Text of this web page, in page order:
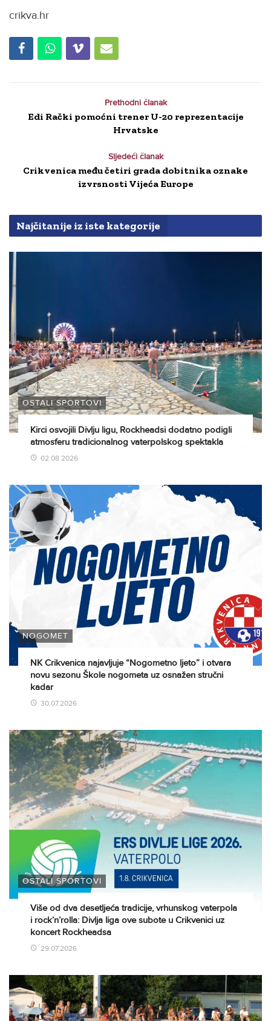
crikva.hr
Prethodni članak
Edi Rački pomoćni trener U-20 reprezentacije
Hrvatske
Sljedeći članak
Crikvenica među četiri grada dobitnika oznake
izvrsnosti Vijeća Europe
Najčitanije iz iste kategorije
OSTALI SPORTOVI
Kirci osvojili Divlju ligu, Rockheadsi dodatno podigli
atmosferu tradicionalnog vaterpolskog spektakla
02.08.2026
NOGOMET
NK Crikvenica najavljuje “Nogometno ljeto” i otvara
novu sezonu Škole nogometa uz osnažen stručni
kadar
30.07.2026
OSTALI SPORTOVI
Više od dva desetljeća tradicije, vrhunskog vaterpola
i rock’n’rolla: Divlja liga ove subote u Crikvenici uz
koncert Rockheadsa
29.07.2026